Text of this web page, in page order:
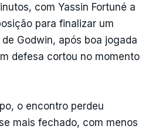
com Yassin Fortuné a
para finalizar um
Godwin, após boa jogada
defesa cortou no momento
o encontro perdeu
mais fechado, com menos